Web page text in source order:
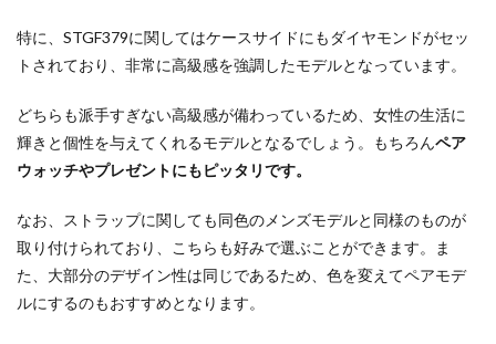
特に、STGF379に関してはケースサイドにもダイヤモンドがセッ
トされており、非常に高級感を強調したモデルとなっています。
どちらも派手すぎない高級感が備わっているため、女性の生活に
輝きと個性を与えてくれるモデルとなるでしょう。もちろんペア
ウォッチやプレゼントにもピッタリです。
なお、ストラップに関しても同色のメンズモデルと同様のものが
取り付けられており、こちらも好みで選ぶことができます。ま
た、大部分のデザイン性は同じであるため、色を変えてペアモデ
ルにするのもおすすめとなります。